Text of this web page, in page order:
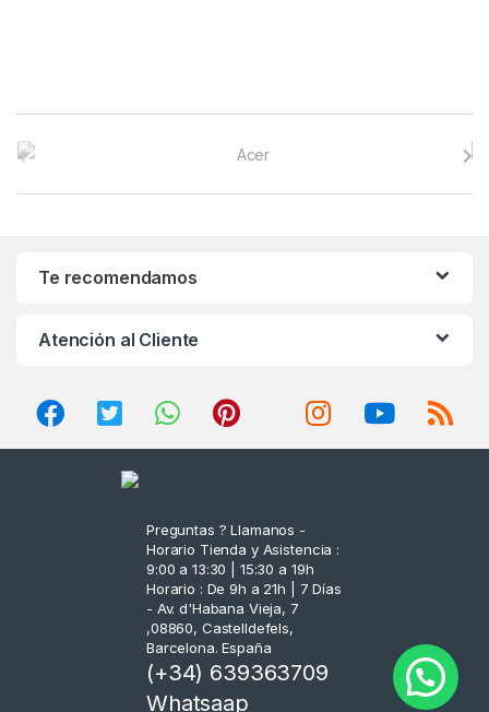
a
Te recomendamos
Atención al Cliente
Preguntas ? Llamanos -
Horario Tienda y Asistencia :
9:00 a 13:30 | 15:30 a 19h
Horario : De 9h a 21h | 7 Días
- Av. d'Habana Vieja, 7
,08860, Castelldefels,
Barcelona. España
(+34) 639363709
Whatsaap